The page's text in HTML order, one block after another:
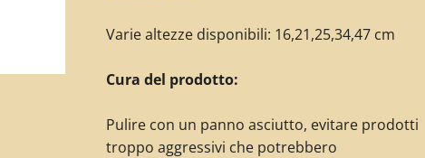
Varie altezze disponibili: 16,21,25,34,47 cm
Cura del prodotto:
Pulire con un panno asciutto, evitare prodotti
troppo aggressivi che potrebbero